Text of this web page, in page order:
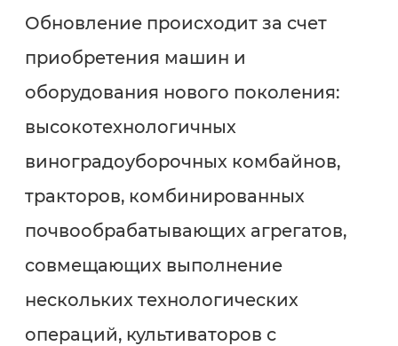
Обновление происходит за счет
приобретения машин и
оборудования нового поколения:
высокотехнологичных
виноградоуборочных комбайнов,
тракторов, комбинированных
почвообрабатывающих агрегатов,
совмещающих выполнение
нескольких технологических
операций, культиваторов с